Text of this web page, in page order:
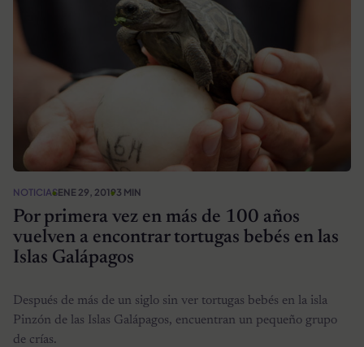
NOTICIASENE 29, 20193 MIN
Por primera vez en más de 100 años
vuelven a encontrar tortugas bebés en las
Islas Galápagos
Después de más de un siglo sin ver tortugas bebés en la isla
Pinzón de las Islas Galápagos, encuentran un pequeño grupo
de crías.